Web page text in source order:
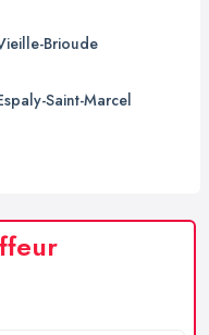
Brioude
Saint-Marcel